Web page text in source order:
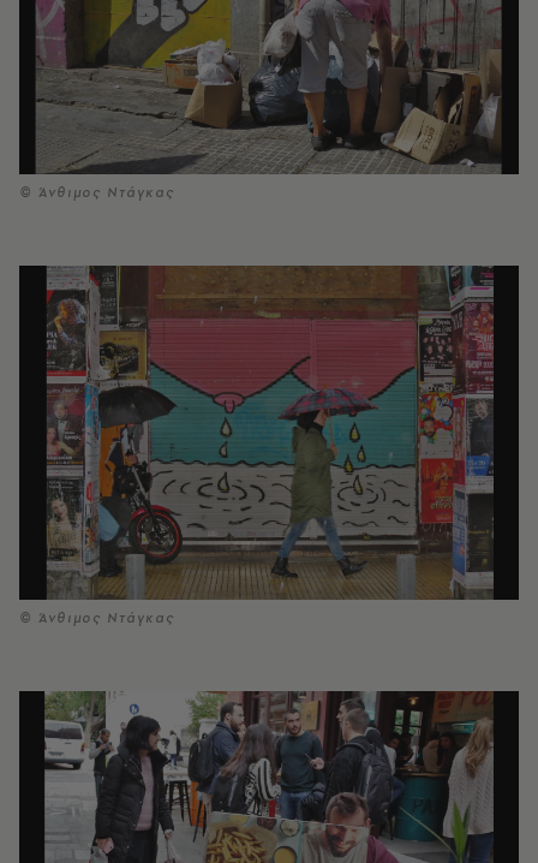
© Άνθιμος Ντάγκας
© Άνθιμος Ντάγκας